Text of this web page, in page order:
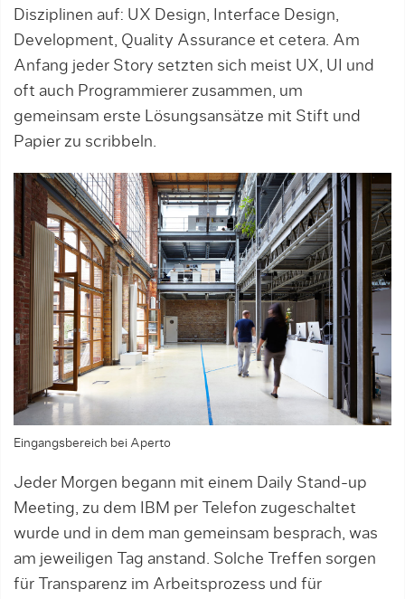
Disziplinen auf: UX Design, Interface Design,
Development, Quality Assurance et cetera. Am
Anfang jeder Story setzten sich meist UX, UI und
oft auch Programmierer zusammen, um
gemeinsam erste Lösungsansätze mit Stift und
Papier zu scribbeln.
Eingangsbereich bei Aperto
Jeder Morgen begann mit einem Daily Stand-up
Meeting, zu dem IBM per Telefon zugeschaltet
wurde und in dem man gemeinsam besprach, was
am jeweiligen Tag anstand. Solche Treffen sorgen
für Transparenz im Arbeitsprozess und für